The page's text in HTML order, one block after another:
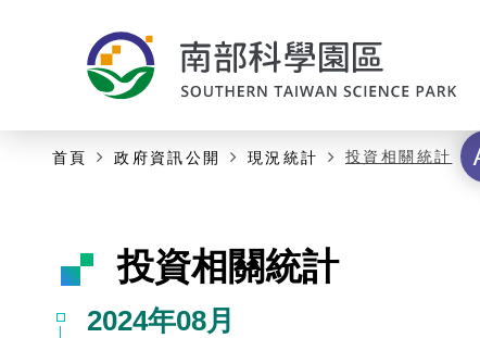
主要內容開始
首頁 政府資訊公開 現況統計 投資相關統計 字
投資相關統計
2024年08月